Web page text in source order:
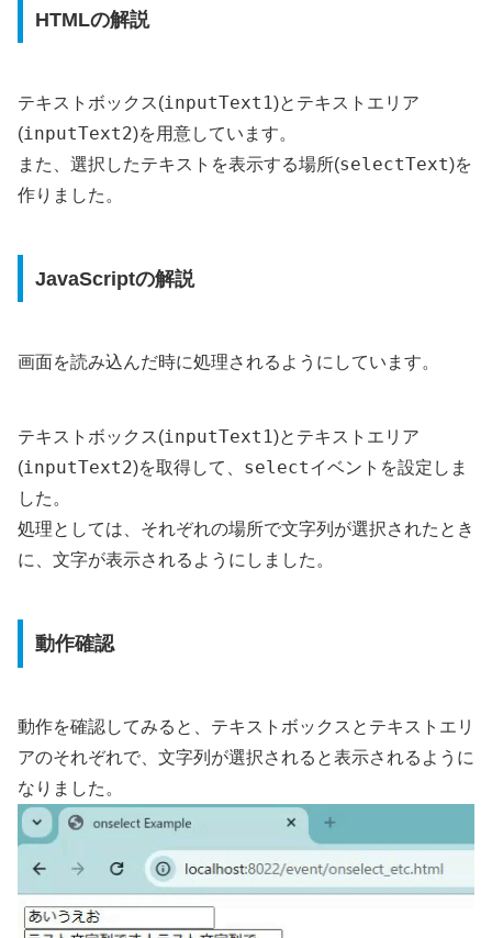
HTMLの解説
テキストボックス(inputText1)とテキストエリア
(inputText2)を用意しています。
また、選択したテキストを表示する場所(selectText)を
作りました。
JavaScriptの解説
画面を読み込んだ時に処理されるようにしています。
テキストボックス(inputText1)とテキストエリア
(inputText2)を取得して、 selectイベントを設定しま
した。
処理としては、それぞれの場所で文字列が選択されたとき
に、文字が表示されるようにしました。
動作確認
動作を確認してみると、テキストボックスとテキストエリ
アのそれぞれで、文字列が選択されると表示されるように
なりました。